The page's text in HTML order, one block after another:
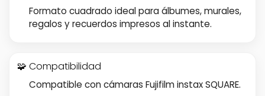
Formato cuadrado ideal para álbumes, murales,
regalos y recuerdos impresos al instante.
🧩 Compatibilidad
Compatible con cámaras Fujifilm instax SQUARE.